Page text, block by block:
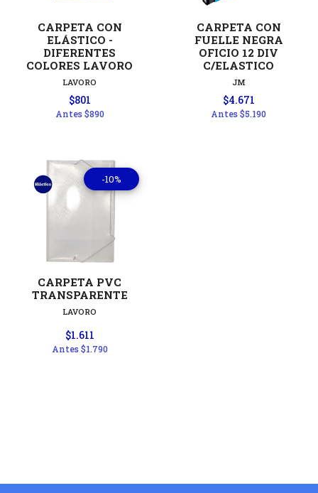
CARPETA CON
ELÁSTICO -
DIFERENTES
COLORES LAVORO
LAVORO
$801
Antes$890
CARPETA CON
FUELLE NEGRA
OFICIO 12 DIV
C/ELASTICO
JM
$4.671
Antes$5.190
-10%
CARPETA PVC
TRANSPARENTE
LAVORO
$1.611
Antes$1.790